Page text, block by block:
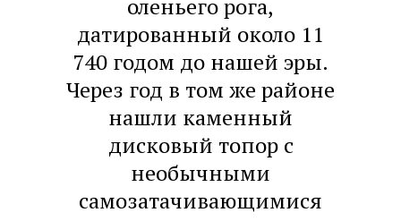
оленьего рога,
датированный около 11
740 годом до нашей эры.
Через год в том же районе
нашли каменный
дисковый топор с
необычными
самозатачивающимися